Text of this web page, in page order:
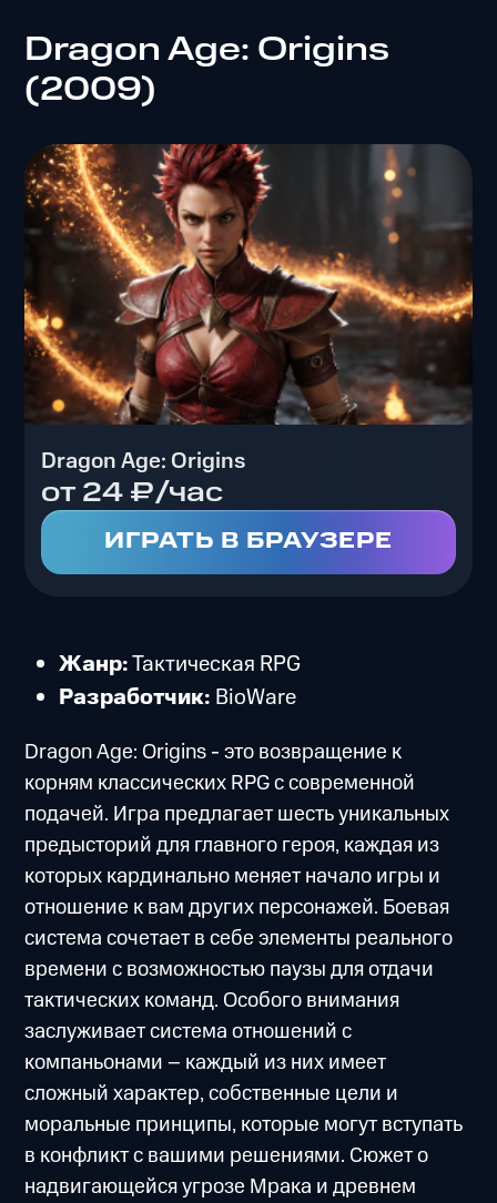
Dragon Age: Origins
(2009)
Dragon Age: Origins
от 24 ₽/час
ИГРАТЬ В БРАУЗЕРЕ
Жанр:Тактическая RPG
Разработчик: BioWare
Dragon Age: Origins - это возвращение к
корням классических RPG с современной
подачей. Игра предлагает шесть уникальных
предысторий для главного героя, каждая из
которых кардинально меняет начало игры и
отношение к вам других персонажей. Боевая
система сочетает в себе элементы реального
времени с возможностью паузы для отдачи
тактических команд. Особого внимания
заслуживает система отношений с
компаньонами – каждый из них имеет
сложный характер, собственные цели и
моральные принципы, которые могут вступать
в конфликт с вашими решениями. Сюжет о
надвигающейся угрозе Мрака и древнем